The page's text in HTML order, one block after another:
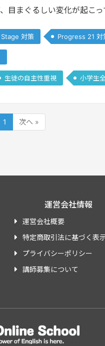
目まぐるしい変化が起こ
対策 Progress 21 対
生徒の自主性重視 小学生
1 次へ »
運営会社情報
運営会社概要
特定商取引法に基づく表
プライバシーポリシー
講師募集について